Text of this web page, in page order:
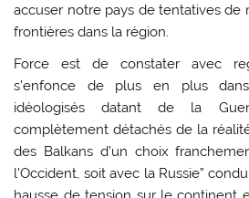
accuser notre pays de tentatives de
frontières dans la région.
Force est de constater avec
s’enfonce de plus en plus
idéologisés datant de la
complètement détachés de la
des Balkans d’un choix
l’Occident, soit avec la Russie”